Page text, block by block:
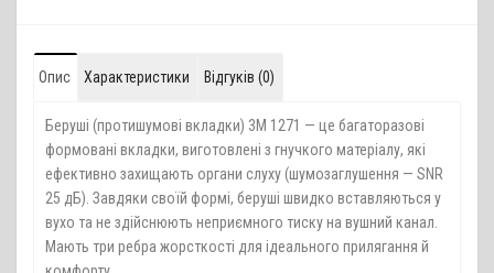
Опис Характеристики Відгуків (0)
Беруші (протишумові вкладки) 3M 1271 — це багаторазові
формовані вкладки, виготовлені з гнучкого матеріалу, які
ефективно захищають органи слуху (шумозаглушення — SNR
25 дБ). Завдяки своїй формі, беруші швидко вставляються у
вухо та не здійснюють неприємного тиску на вушний канал.
Мають три ребра жорсткості для ідеального прилягання й